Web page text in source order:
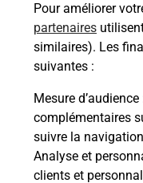
Pour améliorer
partenaires
similaires). Les
suivantes :
Mesure d’audience
complémentaires
suivre la
Analyse et
clients et
Questions
Quel réseau
Est-ce que je
numéro de